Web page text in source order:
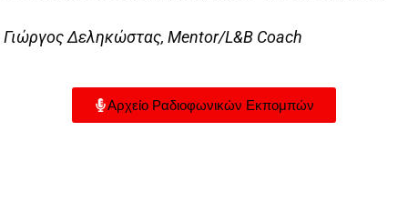
Γιώργος Δεληκώστας, Mentor/L&B Coach
Αρχείο Ραδιοφωνικών Εκπομπών